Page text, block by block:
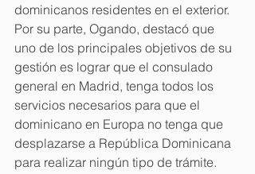
dominicanos residentes en el exterior.
Por su parte, Ogando, destacó que
uno de los principales objetivos de su
gestión es lograr que el consulado
general en Madrid, tenga todos los
servicios necesarios para que el
dominicano en Europa no tenga que
desplazarse a República Dominicana
para realizar ningún tipo de trámite.